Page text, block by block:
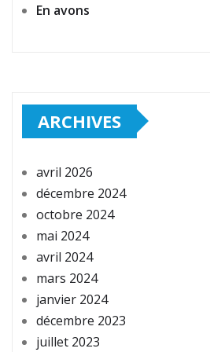
En avons
ARCHIVES
avril 2026
décembre 2024
octobre 2024
mai 2024
avril 2024
mars 2024
janvier 2024
décembre 2023
juillet 2023